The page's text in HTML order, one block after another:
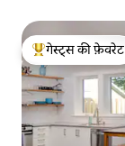
गेस्ट्स का टॉप
गेस्ट्स की फ़ेवरेट